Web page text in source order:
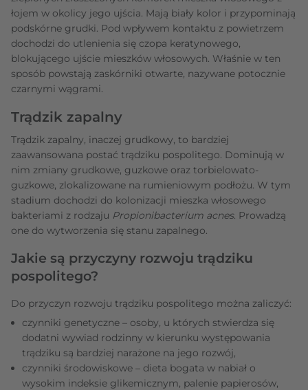
łojem w okolicy jego ujścia. Mają biały kolor i przypominają
podskórne grudki. Pod wpływem kontaktu z powietrzem
dochodzi do utlenienia się czopa keratynowego,
blokującego ujście mieszków włosowych. Właśnie w ten
sposób powstają zaskórniki otwarte, nazywane potocznie
czarnymi wągrami.
Trądzik zapalny
Trądzik zapalny, inaczej grudkowy, to bardziej
zaawansowana postać trądziku pospolitego. Dominują w
nim zmiany grudkowe, guzkowe oraz torbielowato-
guzkowe, zlokalizowane na rumieniowym podłożu. W tym
stadium dochodzi do kolonizacji mieszka włosowego
bakteriami z rodzaju Propionibacterium acnes. Prowadzą
one do wytworzenia się stanu zapalnego.
Jakie są przyczyny rozwoju trądziku
pospolitego?
Do przyczyn rozwoju trądziku pospolitego można zaliczyć:
czynniki genetyczne – osoby, u których stwierdza się
dodatni wywiad rodzinny w kierunku występowania
trądziku są bardziej narażone na jego rozwój,
czynniki środowiskowe – dieta bogata w nabiał o
wysokim indeksie glikemicznym, palenie papierosów,